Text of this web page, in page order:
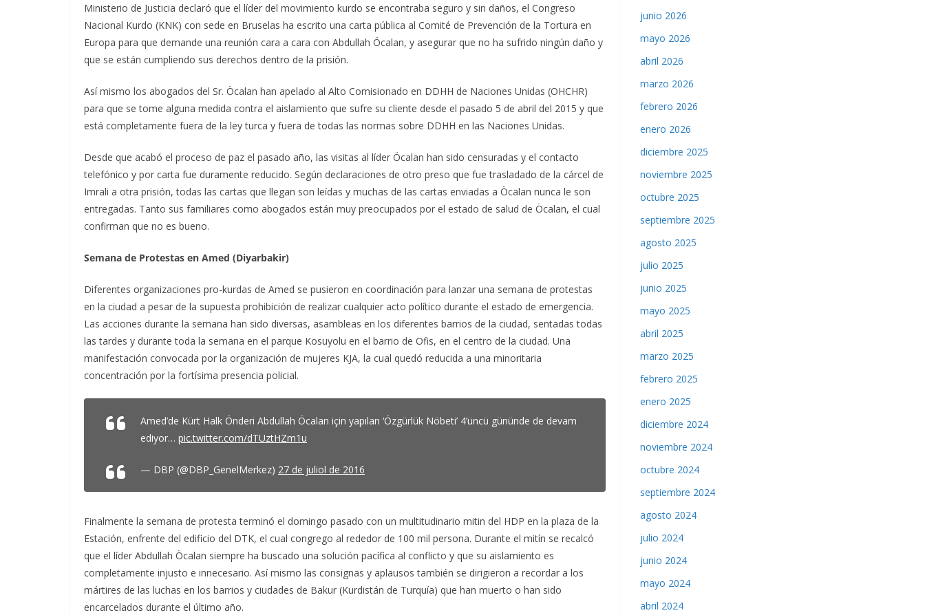
Ministerio de Justicia declaró que el líder del movimiento kurdo se encontraba seguro y sin daños, el Congreso
Nacional Kurdo (KNK) con sede en Bruselas ha escrito una carta pública al Comité de Prevención de la Tortura en
Europa para que demande una reunión cara a cara con Abdullah Öcalan, y asegurar que no ha sufrido ningún daño y
que se están cumpliendo sus derechos dentro de la prisión.
Así mismo los abogados del Sr. Öcalan han apelado al Alto Comisionado en DDHH de Naciones Unidas (OHCHR)
para que se tome alguna medida contra el aislamiento que sufre su cliente desde el pasado 5 de abril del 2015 y que
está completamente fuera de la ley turca y fuera de todas las normas sobre DDHH en las Naciones Unidas.
Desde que acabó el proceso de paz el pasado año, las visitas al líder Öcalan han sido censuradas y el contacto
telefónico y por carta fue duramente reducido. Según declaraciones de otro preso que fue trasladado de la cárcel de
Imrali a otra prisión, todas las cartas que llegan son leídas y muchas de las cartas enviadas a Öcalan nunca le son
entregadas. Tanto sus familiares como abogados están muy preocupados por el estado de salud de Öcalan, el cual
confirman que no es bueno.
Semana de Protestas en Amed (Diyarbakir)
Diferentes organizaciones pro-kurdas de Amed se pusieron en coordinación para lanzar una semana de protestas
en la ciudad a pesar de la supuesta prohibición de realizar cualquier acto político durante el estado de emergencia.
Las acciones durante la semana han sido diversas, asambleas en los diferentes barrios de la ciudad, sentadas todas
las tardes y durante toda la semana en el parque Kosuyolu en el barrio de Ofis, en el centro de la ciudad. Una
manifestación convocada por la organización de mujeres KJA, la cual quedó reducida a una minoritaria
concentración por la fortísima presencia policial.
Amed’de Kürt Halk Önderi Abdullah Öcalan için yapılan ‘Özgürlük Nöbeti’ 4’üncü gününde de devam
ediyor… pic.twitter.com/dTUztHZm1u
— DBP (@DBP_GenelMerkez) 27 de juliol de 2016
Finalmente la semana de protesta terminó el domingo pasado con un multitudinario mitin del HDP en la plaza de la
Estación, enfrente del edificio del DTK, el cual congrego al rededor de 100 mil persona. Durante el mitín se recalcó
que el líder Abdullah Öcalan siempre ha buscado una solución pacífica al conflicto y que su aislamiento es
completamente injusto e innecesario. Así mismo las consignas y aplausos también se dirigieron a recordar a los
mártires de las luchas en los barrios y ciudades de Bakur (Kurdistán de Turquía) que han muerto o han sido
encarcelados durante el último año.
junio 2026
mayo 2026
abril 2026
marzo 2026
febrero 2026
enero 2026
diciembre 2025
noviembre 2025
octubre 2025
septiembre 2025
agosto 2025
julio 2025
junio 2025
mayo 2025
abril 2025
marzo 2025
febrero 2025
enero 2025
diciembre 2024
noviembre 2024
octubre 2024
septiembre 2024
agosto 2024
julio 2024
junio 2024
mayo 2024
abril 2024